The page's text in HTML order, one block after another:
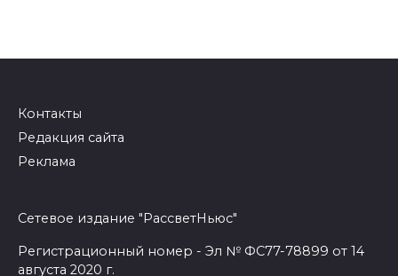
Контакты
Редакция сайта
Реклама
Сетевое издание "РассветНьюс"
Регистрационный номер - Эл № ФС77-78899 от 14
августа 2020 г.